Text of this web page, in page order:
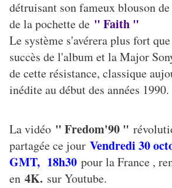
détruisant son fameux blouson
de la pochette de " Faith "
Le système s'avérera plus fort
succès de l'album et la Major
de cette résistance, classique
inédite au début des années 1990.
La vidéo " Fredom'90 "
partagée ce jour Vendredi 30
GMT, 18h30 pour la France ,
en 4K. sur Youtube.